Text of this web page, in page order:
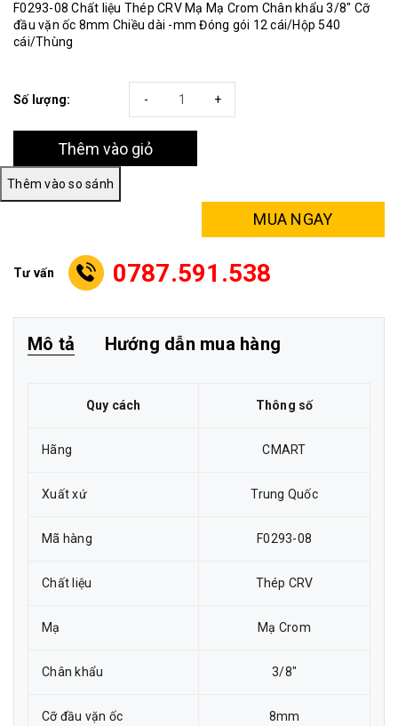
F0293-08 Chất liệu Thép CRV Mạ Mạ Crom Chân khẩu 3/8" Cỡ
đầu vặn ốc 8mm Chiều dài -mm Đóng gói 12 cái/Hộp 540
cái/Thùng
Số lượng: +
-
Thêm vào giỏ
MUA NGAY
Tư vấn 0787.591.538
Mô tả Hướng dẫn mua hàng
Quy cách Thông số
Hãng CMART
Xuất xứ Trung Quốc
Mã hàng F0293-08
Chất liệu Thép CRV
Mạ Mạ Crom
Chân khẩu 3/8"
Cỡ đầu vặn ốc 8mm